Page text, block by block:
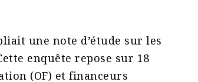
une note d’étude sur les
enquête repose sur 18
(OF) et financeurs